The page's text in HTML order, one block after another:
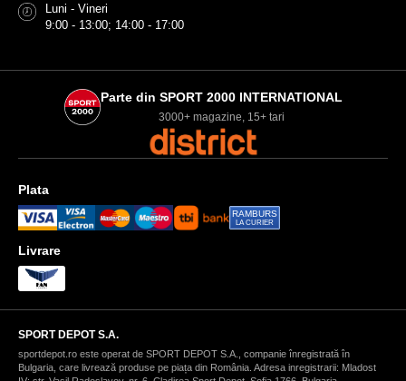
Luni - Vineri
9:00 - 13:00; 14:00 - 17:00
Parte din SPORT 2000 INTERNATIONAL
3000+ magazine, 15+ tari
Plata
RAMBURS
LA CURIER
Livrare
SPORT DEPOT S.A.
sportdepot.ro este operat de SPORT DEPOT S.A., companie înregistrată în
Bulgaria, care livrează produse pe piața din România. Adresa inregistrarii: Mladost